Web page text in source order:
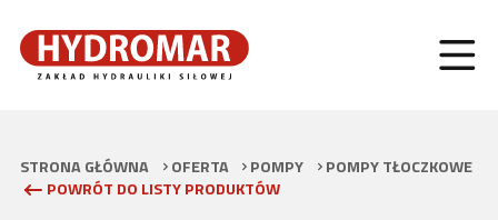
STRONA GŁÓWNA OFERTA POMPY POMPY TŁOCZKOWE
POWRÓT DO LISTY PRODUKTÓW